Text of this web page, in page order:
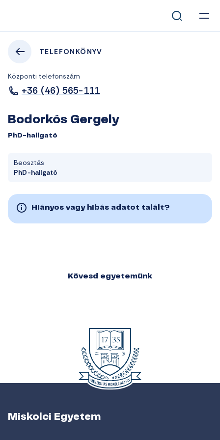
TELEFONKÖNYV
Központi telefonszám
+36 (46) 565-111
Bodorkós Gergely
PhD-hallgató
Beosztás
PhD-hallgató
Hiányos vagy hibás adatot talált?
Kövesd egyetemünk
Miskolci Egyetem